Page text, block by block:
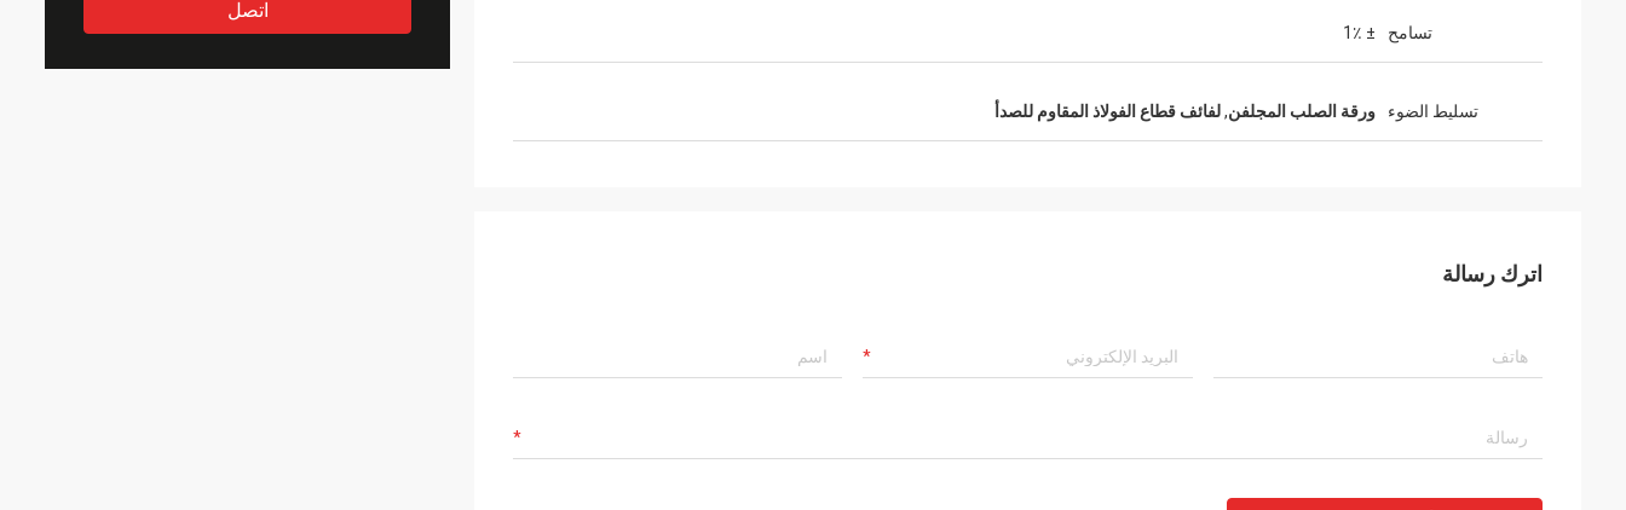
اتصل
تسامح ± 1٪
تسليط الضوء ورقة الصلب المجلفن,لفائف قطاع الفولاذ المقاوم للصدأ
اترك رسالة